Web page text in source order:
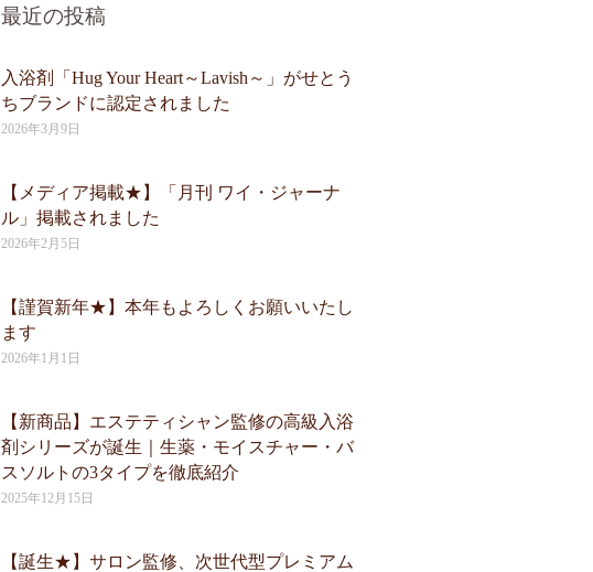
最近の投稿
入浴剤「Hug Your Heart～Lavish～」がせとう
ちブランドに認定されました
2026年3月9日
【メディア掲載★】「月刊 ワイ・ジャーナ
ル」掲載されました
2026年2月5日
【謹賀新年★】本年もよろしくお願いいたし
ます
2026年1月1日
【新商品】エステティシャン監修の高級入浴
剤シリーズが誕生｜生薬・モイスチャー・バ
スソルトの3タイプを徹底紹介
2025年12月15日
【誕生★】サロン監修、次世代型プレミアム